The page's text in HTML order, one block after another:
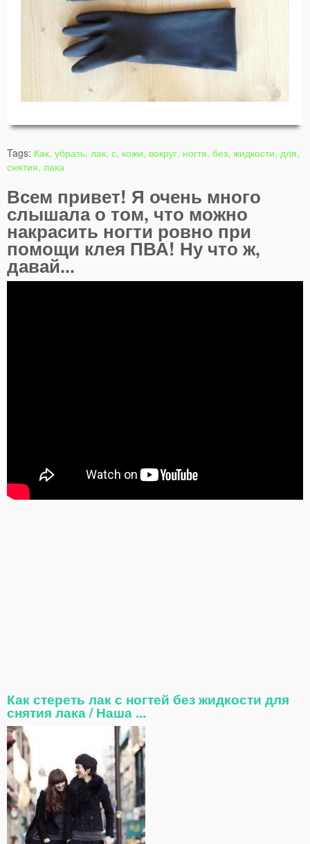
Tags: Как, убрать, лак, с, кожи, вокруг, ногтя, без, жидкости, для,
снятия, лака
Всем привет! Я очень много
слышала о том, что можно
накрасить ногти ровно при
помощи клея ПВА! Ну что ж,
давай...
Как стереть лак с ногтей без жидкости для
снятия лака / Наша ...